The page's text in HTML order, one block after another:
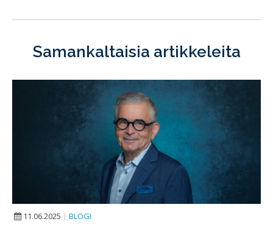
Samankaltaisia artikkeleita
11.06.2025 | BLOGI